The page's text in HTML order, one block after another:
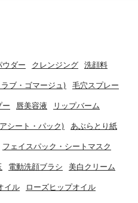
ウダー クレンジング 洗顔料
ブ・ゴマージュ) 毛穴スプレー
ー 唇美容液 リップバーム
シート・パック) あぶらとり紙
フェイスパック・シートマスク
電動洗顔ブラシ 美白クリーム
イル ローズヒップオイル